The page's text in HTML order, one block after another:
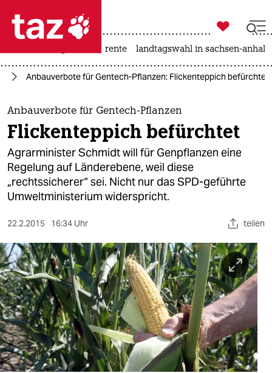
 taz zahl ich
taz zahl ich
themen
politik
öko
gesellschaft
kultur
sport
berlin
nord
wahrheit
verlag

taz zahl ich
rente landtagswahl in sachsen-anhalt
Anbauverbote für Gentech-Pflanzen: Flickenteppich befürchtet
Anbauverbote für Gentech-Pflanzen
Flickenteppich befürchtet
Agrarminister Schmidt will für Genpflanzen eine
Regelung auf Länderebene, weil diese
„rechtssicherer“ sei. Nicht nur das SPD-geführte
Umweltministerium widerspricht.
22.2.2015 16:34 Uhr teilen